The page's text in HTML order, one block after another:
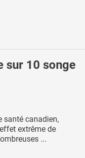
sur 10 songe
santé canadien,
extrême de
...